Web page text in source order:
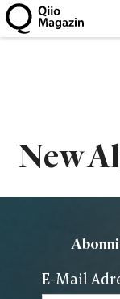
New
E-Mail